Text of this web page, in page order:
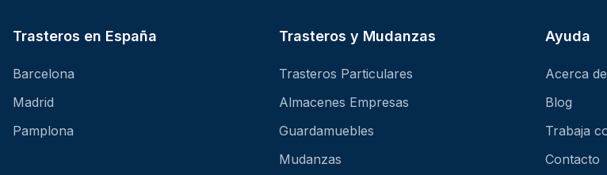
Trasteros en España
Barcelona
Madrid
Pamplona
Trasteros y Mudanzas
Trasteros Particulares
Almacenes Empresas
Guardamuebles
Mudanzas
Ayuda
Acerca
Blog
Trabaja
Contacto